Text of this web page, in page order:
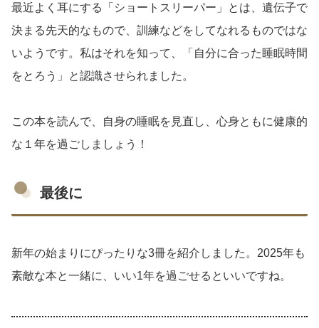
最近よく耳にする「ショートスリーパー」とは、遺伝子で
決まる先天的なもので、訓練などをしてなれるものではな
いようです。私はそれを知って、「自分に合った睡眠時間
をとろう」と認識させられました。
この本を読んで、自身の睡眠を見直し、心身ともに健康的
な１年を過ごしましょう！
最後に
新年の始まりにぴったりな3冊を紹介しました。2025年も
素敵な本と一緒に、いい1年を過ごせるといいですね。